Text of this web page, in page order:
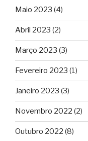
Maio 2023 (4)
Abril 2023 (2)
Março 2023 (3)
Fevereiro 2023 (1)
Janeiro 2023 (3)
Novembro 2022 (2)
Outubro 2022 (8)